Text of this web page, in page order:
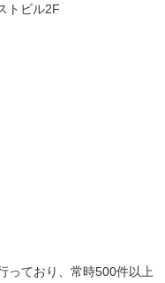
トビル2F
っており、常時500件以上